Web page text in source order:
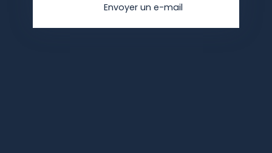
Envoyer un e-mail